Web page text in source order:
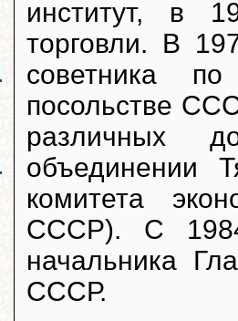
институт, в
торговли. В
советника
посольстве
различных
объединении
комитета
СССР). С
начальника
СССР.